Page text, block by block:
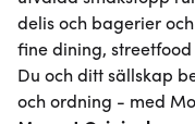
delis och bagerier
fine dining,
Du och ditt sällskap
och ordning - med